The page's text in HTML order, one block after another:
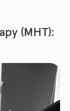
(MHT):